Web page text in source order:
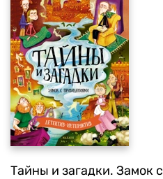
Тайны и загадки. Замок